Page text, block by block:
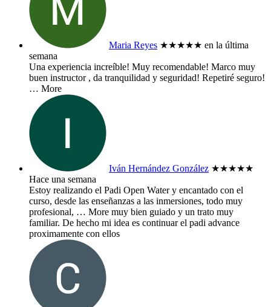
Maria Reyes ★★★★★ en la última
semana
Una experiencia increíble! Muy recomendable! Marco muy
buen instructor , da tranquilidad y seguridad! Repetiré seguro!
… More
Iván Hernández González ★★★★★
Hace una semana
Estoy realizando el Padi Open Water y encantado con el
curso, desde las enseñanzas a las inmersiones, todo muy
profesional, … More muy bien guiado y un trato muy
familiar. De hecho mi idea es continuar el padi advance
proximamente con ellos